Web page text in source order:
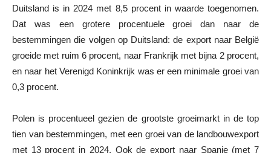
Duitsland is in 2024 met 8,5 procent in waarde toegenomen.
Dat was een grotere procentuele groei dan naar de
bestemmingen die volgen op Duitsland: de export naar België
groeide met ruim 6 procent, naar Frankrijk met bijna 2 procent,
en naar het Verenigd Koninkrijk was er een minimale groei van
0,3 procent.
Polen is procentueel gezien de grootste groeimarkt in de top
tien van bestemmingen, met een groei van de landbouwexport
met 13 procent in 2024. Ook de export naar Spanje (met 7